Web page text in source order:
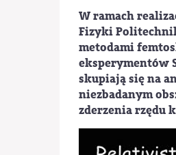
W ramach
Fizyki
metodami
eksperymentów
skupiają się na
niezbadanym
zderzenia rzędu